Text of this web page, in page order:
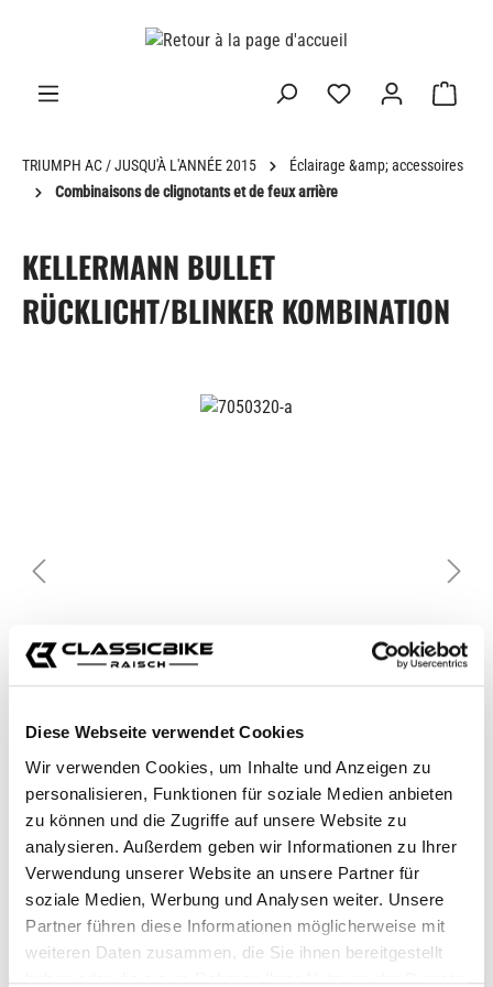
Diese Webseite verwendet Cookies
Wir verwenden Cookies, um Inhalte und Anzeigen zu
personalisieren, Funktionen für soziale Medien anbieten
zu können und die Zugriffe auf unsere Website zu
analysieren. Außerdem geben wir Informationen zu Ihrer
Verwendung unserer Website an unsere Partner für
soziale Medien, Werbung und Analysen weiter. Unsere
Partner führen diese Informationen möglicherweise mit
weiteren Daten zusammen, die Sie ihnen bereitgestellt
TRIUMPH AC / JUSQU'À L'ANNÉE 2015
Éclairage &amp; accessoires
Combinaisons de clignotants et de feux arrière
KELLERMANN BULLET
RÜCKLICHT/BLINKER KOMBINATION
Ignorer la galerie d'images